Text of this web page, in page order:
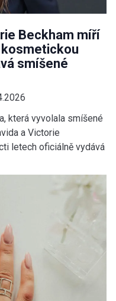
Beckham míří
smíšené
která vyvolala smíšené
a Victorie
letech oficiálně vydává